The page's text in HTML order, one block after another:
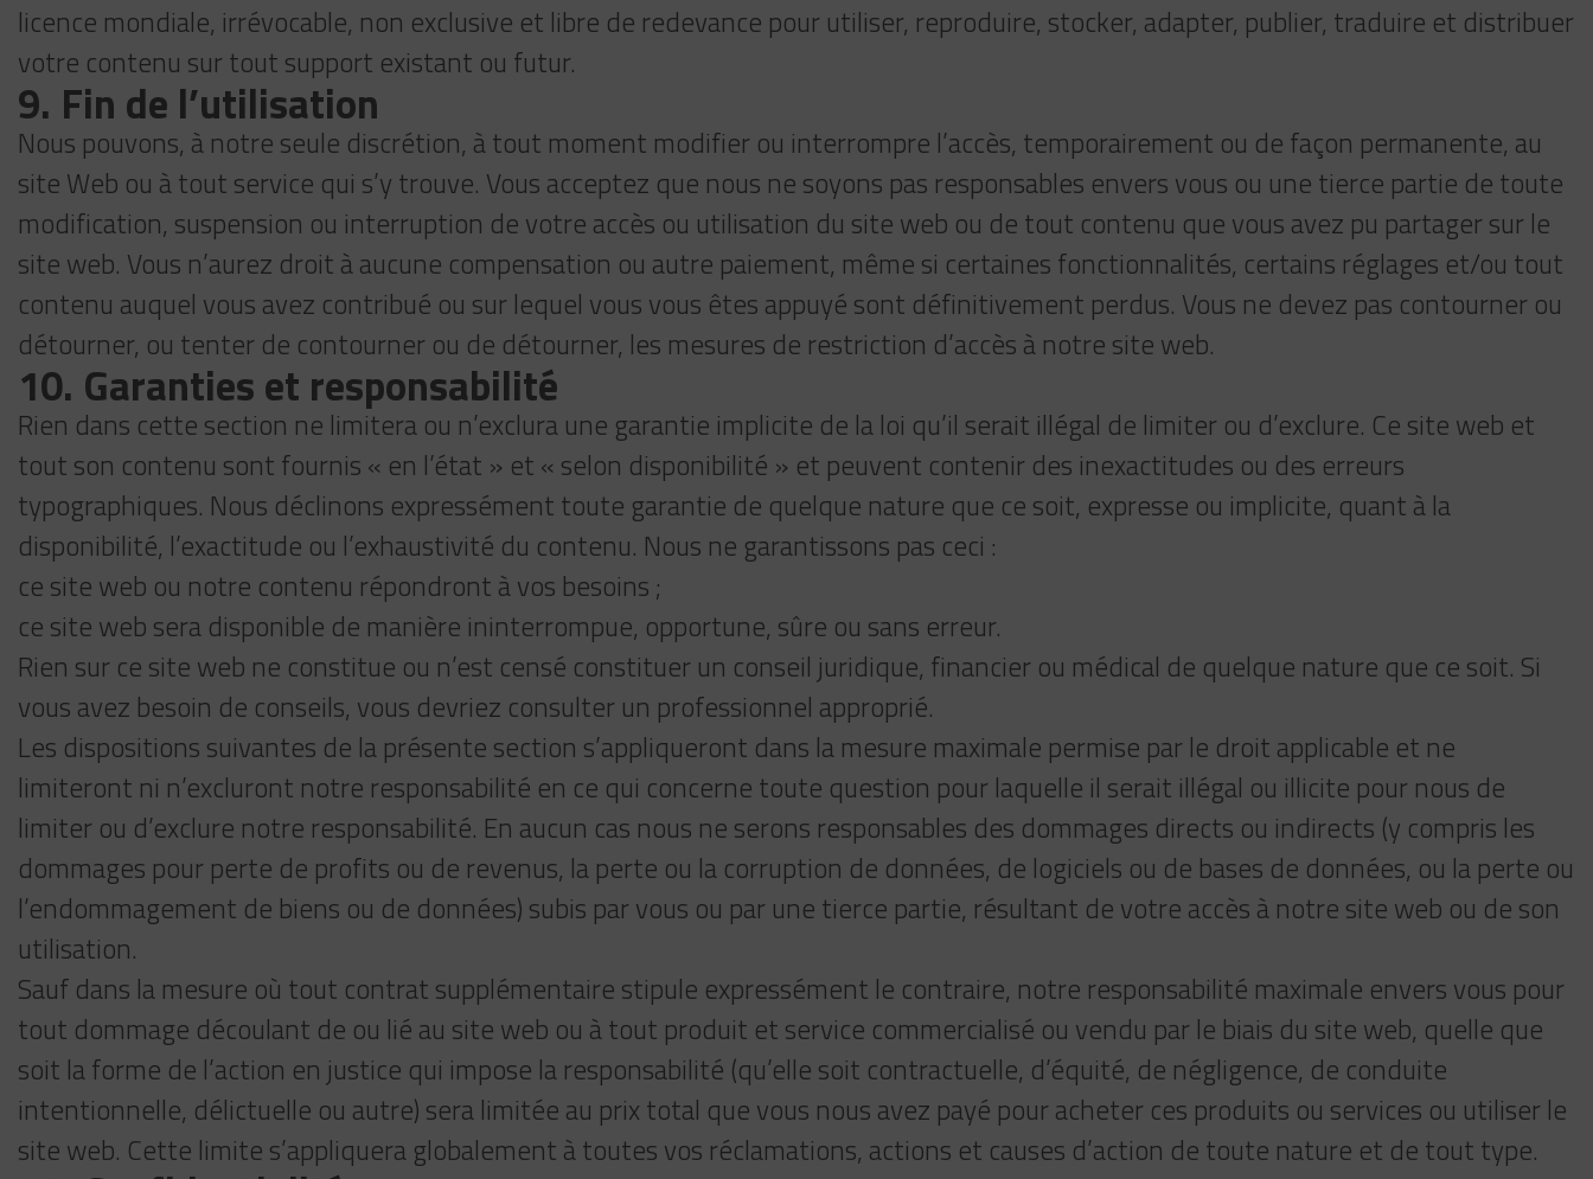
licence mondiale, irrévocable, non exclusive et libre de redevance pour utiliser, reproduire, stocker, adapter, publier, traduire et distribuer
votre contenu sur tout support existant ou futur.
9. Fin de l’utilisation
Nous pouvons, à notre seule discrétion, à tout moment modifier ou interrompre l’accès, temporairement ou de façon permanente, au
site Web ou à tout service qui s’y trouve. Vous acceptez que nous ne soyons pas responsables envers vous ou une tierce partie de toute
modification, suspension ou interruption de votre accès ou utilisation du site web ou de tout contenu que vous avez pu partager sur le
site web. Vous n’aurez droit à aucune compensation ou autre paiement, même si certaines fonctionnalités, certains réglages et/ou tout
contenu auquel vous avez contribué ou sur lequel vous vous êtes appuyé sont définitivement perdus. Vous ne devez pas contourner ou
détourner, ou tenter de contourner ou de détourner, les mesures de restriction d’accès à notre site web.
10. Garanties et responsabilité
Rien dans cette section ne limitera ou n’exclura une garantie implicite de la loi qu’il serait illégal de limiter ou d’exclure. Ce site web et
tout son contenu sont fournis « en l’état » et « selon disponibilité » et peuvent contenir des inexactitudes ou des erreurs
typographiques. Nous déclinons expressément toute garantie de quelque nature que ce soit, expresse ou implicite, quant à la
disponibilité, l’exactitude ou l’exhaustivité du contenu. Nous ne garantissons pas ceci :
ce site web ou notre contenu répondront à vos besoins ;
ce site web sera disponible de manière ininterrompue, opportune, sûre ou sans erreur.
Rien sur ce site web ne constitue ou n’est censé constituer un conseil juridique, financier ou médical de quelque nature que ce soit. Si
vous avez besoin de conseils, vous devriez consulter un professionnel approprié.
Les dispositions suivantes de la présente section s’appliqueront dans la mesure maximale permise par le droit applicable et ne
limiteront ni n’excluront notre responsabilité en ce qui concerne toute question pour laquelle il serait illégal ou illicite pour nous de
limiter ou d’exclure notre responsabilité. En aucun cas nous ne serons responsables des dommages directs ou indirects (y compris les
dommages pour perte de profits ou de revenus, la perte ou la corruption de données, de logiciels ou de bases de données, ou la perte ou
l’endommagement de biens ou de données) subis par vous ou par une tierce partie, résultant de votre accès à notre site web ou de son
utilisation.
Sauf dans la mesure où tout contrat supplémentaire stipule expressément le contraire, notre responsabilité maximale envers vous pour
tout dommage découlant de ou lié au site web ou à tout produit et service commercialisé ou vendu par le biais du site web, quelle que
soit la forme de l’action en justice qui impose la responsabilité (qu’elle soit contractuelle, d’équité, de négligence, de conduite
intentionnelle, délictuelle ou autre) sera limitée au prix total que vous nous avez payé pour acheter ces produits ou services ou utiliser le
site web. Cette limite s’appliquera globalement à toutes vos réclamations, actions et causes d’action de toute nature et de tout type.